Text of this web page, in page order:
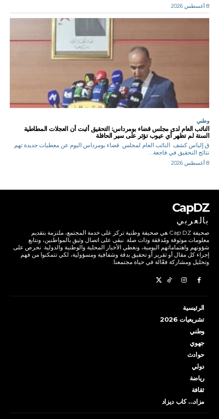
8 أغسطس 2026
وطني
النائب العام لدى مجلس قضاء بومرداس: التحقيق أثبت أن العجلات المطاطية
الستة لم تظهر أي عيوب تؤثر على سير الحافلة
ق.إلياس كشف النائب العام لمجلس قضاء بومرداس اليوم عن معطيات جديدة تهم
نتائج التحقيق في فاجعة...
8 أغسطس 2026
CapDZ
بالعربي
صحيفة Cap DZ هي صحيفة وطنية تركز على خدمة المجتمع، ملتزمة بتقديم
معلومات موثوقة ومُدققة وذات صلة. نبقى على اتصال وثيق بالمواطنين، ونتابع
شؤونهم واهتماماتهم اليومية، ونغطي الأخبار المحلية والوطنية والدولية. نحرص على
إجراء كل مقال أو تقرير أو تحقيق بدقة وشفافية ومسؤولية، لكي تتمكنوا من فهم
وتحليل ومشاركة فعّالة في حياة مجتمعنا.
الرئيسية
تشريعيات 2026
وطني
جهوي
حوادث
دولي
رياضة
ثقافة
مزاد… كاب ديزاد